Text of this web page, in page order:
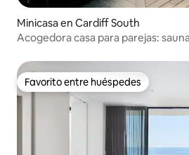
Minicasa en Cardiff South
Acogedora casa para parejas:
Favorito entre huéspedes
Favorito entre huéspedes